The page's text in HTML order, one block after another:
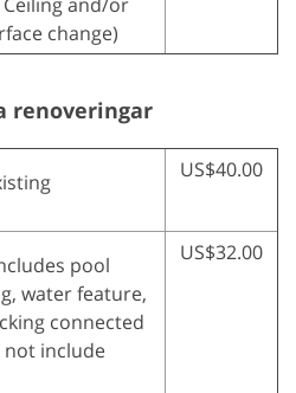
change)
renoveringar
US$40.00
pool
water feature,
connected
not include
US$32.00